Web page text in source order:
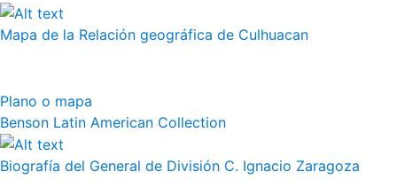
Mapa de la Relación geográfica de Culhuacan
Plano o mapa
Benson Latin American Collection
Biografía del General de División C. Ignacio Zaragoza